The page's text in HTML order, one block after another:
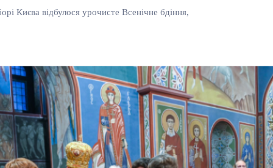
Києва відбулося урочисте Всенічне бдіння,